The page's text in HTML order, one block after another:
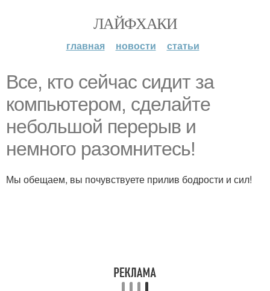
ЛАЙФХАКИ
главная новости статьи
Все, кто сейчас сидит за
компьютером, сделайте
небольшой перерыв и
немного разомнитесь!
Мы обещаем, вы почувствуете прилив бодрости и сил!